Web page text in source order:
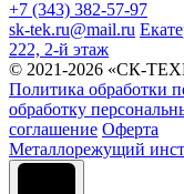
+7 (343) 382-57-97
sk-tek.ru@mail.ru
222, 2-й этаж
© 2021-2026 «СК-
Политика обработки
обработку
соглашение Оферта
Металлорежущий